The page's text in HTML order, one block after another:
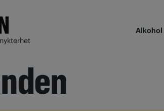
Alkohol